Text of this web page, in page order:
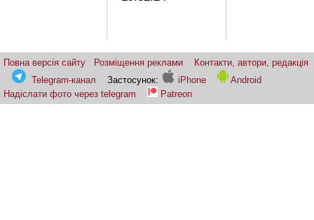
Повна версія сайту Розміщення реклами
Контакти, автори, редакція
Telegram-канал
Застосунок: iPhone
Android
Надіслати фото через telegram
Patreon